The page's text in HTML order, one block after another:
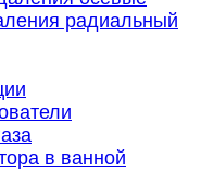
радиальный
в ванной